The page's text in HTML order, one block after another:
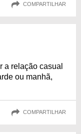
COMPARTILHAR
a relação casual
ou manhã,
COMPARTILHAR